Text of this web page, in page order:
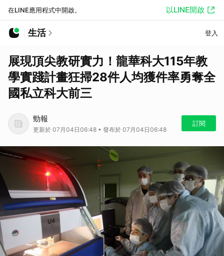
在LINE應用程式中開啟。 以LINE開啟
生活 登入
展現頂尖教研實力！龍華科大115年教
學實踐計畫狂掃28件人均獲件率勇奪全
國私立科大前三
勁報
更新於 07月04日06:48 • 發布於 07月04日06:48
訂閱